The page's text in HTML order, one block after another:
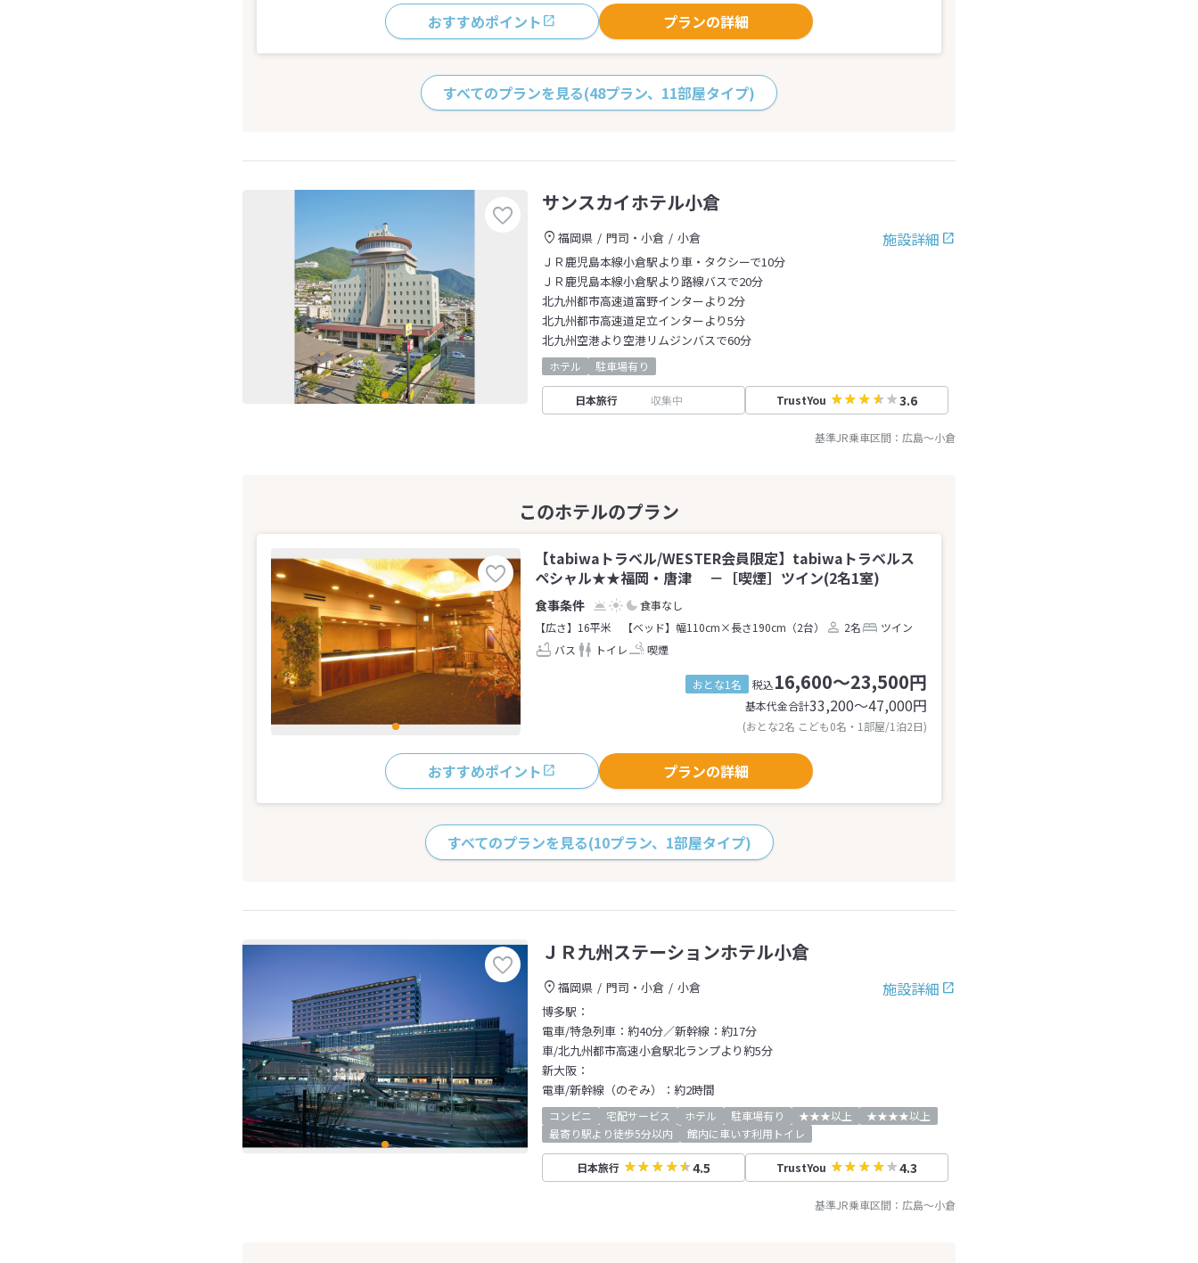
おすすめポイント プランの詳細
すべてのプランを見る(48プラン、11部屋タイプ)
サンスカイホテル小倉
施設詳細
福岡県 門司・小倉
小倉
ＪＲ鹿児島本線小倉駅より車・タクシーで10分
ＪＲ鹿児島本線小倉駅より路線バスで20分
北九州都市高速道富野インターより2分
北九州都市高速道足立インターより5分
北九州空港より空港リムジンバスで60分
ホテル 駐車場有り
日本旅行 収集中 TrustYou 3.6
基準JR乗車区間： 広島～小倉
【tabiwaトラベル/WESTER会員限定】tabiwaトラベルス
ペシャル★★福岡・唐津 －［喫煙］ツイン(2名1室)
食事なし
【広さ】16平米
【ベッド】幅110cm×長さ190cm（2台） 2名
ツイン
バス
トイレ 喫煙
おとな1名 税込16,600～23,500円
基本代金合計33,200〜47,000円
(おとな2名 こども0名・1部屋/1泊2日)
おすすめポイント プランの詳細
すべてのプランを見る(10プラン、1部屋タイプ)
ＪＲ九州ステーションホテル小倉
施設詳細
福岡県 門司・小倉
小倉
博多駅：
電車/特急列車：約40分／新幹線：約17分
車/北九州都市高速小倉駅北ランプより約5分
新大阪：
電車/新幹線（のぞみ）：約2時間
コンビニ 宅配サービス ホテル 駐車場有り ★★★以上
★★★★以上
最寄り駅より徒歩5分以内
館内に車いす利用トイレ
日本旅行 4.5 TrustYou 4.3
基準JR乗車区間： 広島～小倉